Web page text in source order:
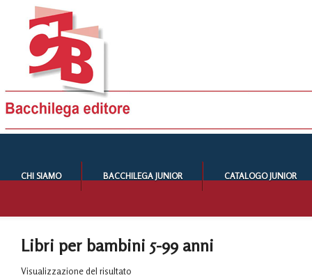
CHI SIAMO BACCHILEGA JUNIOR CATALOGO JUNIOR
Libri per bambini 5-99 anni
Visualizzazione del risultato